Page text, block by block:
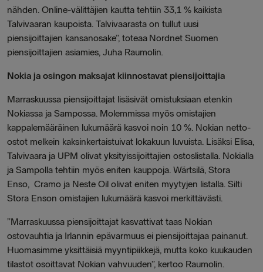
nähden. Online-välittäjien kautta tehtiin 33,1 % kaikista
Talvivaaran kaupoista. Talvivaarasta on tullut uusi
piensijoittajien kansanosake”, toteaa Nordnet Suomen
piensijoittajien asiamies, Juha Raumolin.
Nokia ja osingon maksajat kiinnostavat piensijoittajia
Marraskuussa piensijoittajat lisäsivät omistuksiaan etenkin
Nokiassa ja Sampossa. Molemmissa myös omistajien
kappalemääräinen lukumäärä kasvoi noin 10 %. Nokian netto-
ostot melkein kaksinkertaistuivat lokakuun luvuista. Lisäksi Elisa,
Talvivaara ja UPM olivat yksityissijoittajien ostoslistalla. Nokialla
ja Sampolla tehtiin myös eniten kauppoja. Wärtsilä, Stora
Enso, Cramo ja Neste Oil olivat eniten myytyjen listalla. Silti
Stora Enson omistajien lukumäärä kasvoi merkittävästi.
”Marraskuussa piensijoittajat kasvattivat taas Nokian
ostovauhtia ja Irlannin epävarmuus ei piensijoittajaa painanut.
Huomasimme yksittäisiä myyntipiikkejä, mutta koko kuukauden
tilastot osoittavat Nokian vahvuuden”, kertoo Raumolin.